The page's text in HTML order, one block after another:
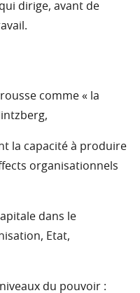
dirige, avant de
comme « la
la capacité à produire
organisationnels
dans le
Etat,
du pouvoir :